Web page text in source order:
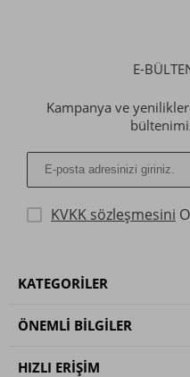
E-
Kampanya ve
KVKK sözleşmesini
KATEGORILER
ÖNEMLI BILGILER
HIZLI ERIŞIM